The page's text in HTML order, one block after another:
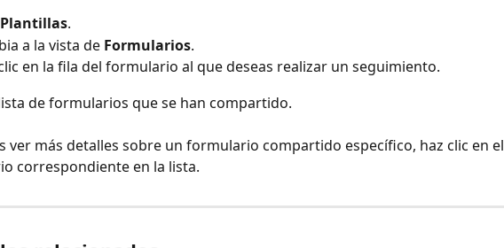
Plantillas.
a la vista de Formularios.
en la fila del formulario al que deseas realizar un seguimiento.
de formularios que se han compartido.
ver más detalles sobre un formulario compartido específico, haz clic en el
correspondiente en la lista.